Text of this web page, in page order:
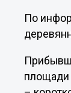
По
площади